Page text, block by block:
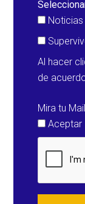
Noticias
Al hacer
de
Mira tu
Aceptar